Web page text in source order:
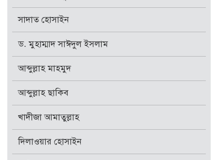
সাদাত হোসাইন
ড. মুহাম্মাদ সাঈদুল ইসলাম
আব্দুল্লাহ মাহমুদ
আব্দুল্লাহ ছাকিব
খাদীজা আমাতুল্লাহ
দিলাওয়ার হোসাইন